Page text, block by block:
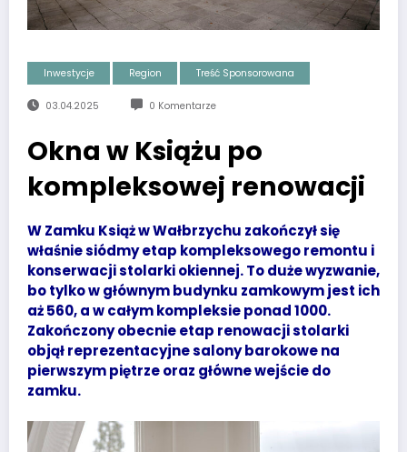
Inwestycje Region Treść Sponsorowana
03.04.2025 0 Komentarze
Okna w Książu po
kompleksowej renowacji
W Zamku Książ w Wałbrzychu zakończył się
właśnie siódmy etap kompleksowego remontu i
konserwacji stolarki okiennej. To duże wyzwanie,
bo tylko w głównym budynku zamkowym jest ich
aż 560, a w całym kompleksie ponad 1000.
Zakończony obecnie etap renowacji stolarki
objął reprezentacyjne salony barokowe na
pierwszym piętrze oraz główne wejście do
zamku.